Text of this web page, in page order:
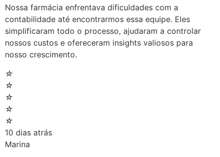
Nossa farmácia enfrentava dificuldades com a
contabilidade até encontrarmos essa equipe. Eles
simplificaram todo o processo, ajudaram a controlar
nossos custos e ofereceram insights valiosos para
nosso crescimento.
☆
☆
☆
☆
☆
10 dias atrás
Marina